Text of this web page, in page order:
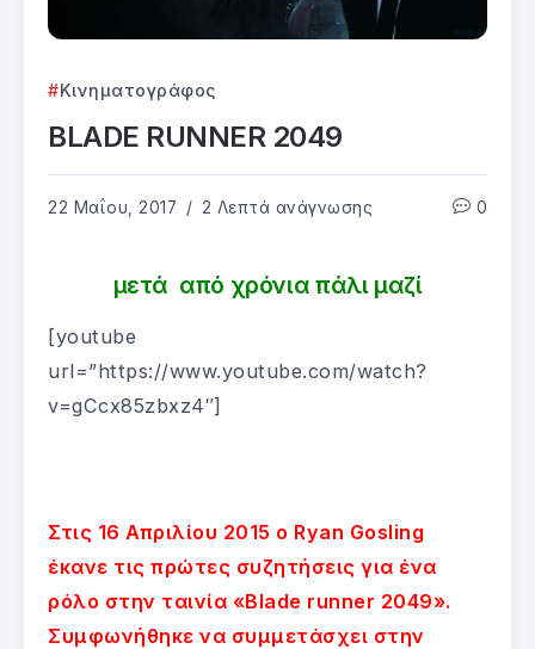
Κινηματογράφος
BLADE RUNNER 2049
22 Μαΐου, 2017 2 Λεπτά ανάγνωσης 0
μετά από χρόνια πάλι μαζί
[youtube
url=”https://www.youtube.com/watch?
v=gCcx85zbxz4″]
Στις 16 Απριλίου 2015 ο Ryan Gosling
έκανε τις πρώτες συζητήσεις για ένα
ρόλο στην ταινία «Blade runner 2049».
Συμφωνήθηκε να συμμετάσχει στην